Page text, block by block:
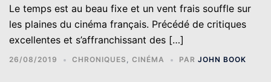
Le temps est au beau fixe et un vent frais souffle sur
les plaines du cinéma français. Précédé de critiques
excellentes et s’affranchissant des […]
26/08/2019 CHRONIQUES , CINÉMA PAR JOHN BOOK